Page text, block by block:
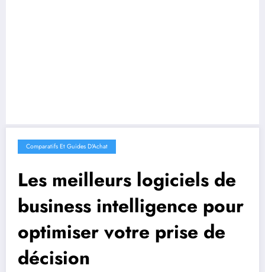
Comparatifs Et Guides D'Achat
Les meilleurs logiciels de
business intelligence pour
optimiser votre prise de
décision